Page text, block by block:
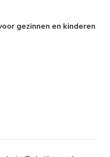
gezinnen en kinderen